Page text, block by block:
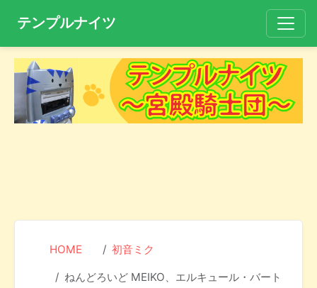
テンプルナイツ
HOME 初音ミク
ねんどろいど MEIKO、エルキュール・バート